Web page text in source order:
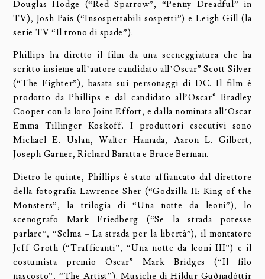
Douglas Hodge (“Red Sparrow”, “Penny Dreadful” in
TV), Josh Pais (“Insospettabili sospetti”) e Leigh Gill (la
serie TV “Il trono di spade”).
Phillips ha diretto il film da una sceneggiatura che ha
scritto insieme all’autore candidato all’Oscar® Scott Silver
(“The Fighter”), basata sui personaggi di DC. Il film è
prodotto da Phillips e dal candidato all’Oscar® Bradley
Cooper con la loro Joint Effort, e dalla nominata all’Oscar
Emma Tillinger Koskoff. I produttori esecutivi sono
Michael E. Uslan, Walter Hamada, Aaron L. Gilbert,
Joseph Garner, Richard Baratta e Bruce Berman.
Dietro le quinte, Phillips è stato affiancato dal direttore
della fotografia Lawrence Sher (“Godzilla II: King of the
Monsters”, la trilogia di “Una notte da leoni”), lo
scenografo Mark Friedberg (“Se la strada potesse
parlare”, “Selma – La strada per la libertà”), il montatore
Jeff Groth (“Trafficanti”, “Una notte da leoni III”) e il
costumista premio Oscar® Mark Bridges (“Il filo
nascosto”, “The Artist”). Musiche di Hildur Guðnadóttir